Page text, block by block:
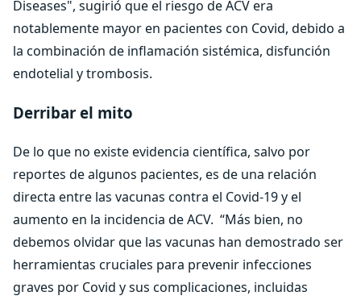
Diseases", sugirió que el riesgo de ACV era
notablemente mayor en pacientes con Covid, debido a
la combinación de inflamación sistémica, disfunción
endotelial y trombosis.
Derribar el mito
De lo que no existe evidencia científica, salvo por
reportes de algunos pacientes, es de una relación
directa entre las vacunas contra el Covid-19 y el
aumento en la incidencia de ACV. “Más bien, no
debemos olvidar que las vacunas han demostrado ser
herramientas cruciales para prevenir infecciones
graves por Covid y sus complicaciones, incluidas